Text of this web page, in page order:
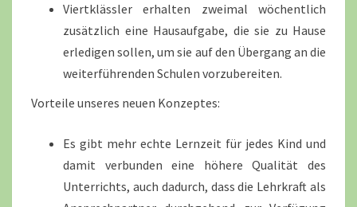
Viertklässler erhalten zweimal wöchentlich
zusätzlich eine Hausaufgabe, die sie zu Hause
erledigen sollen, um sie auf den Übergang an die
weiterführenden Schulen vorzubereiten.
Vorteile unseres neuen Konzeptes:
Es gibt mehr echte Lernzeit für jedes Kind und
damit verbunden eine höhere Qualität des
Unterrichts, auch dadurch, dass die Lehrkraft als